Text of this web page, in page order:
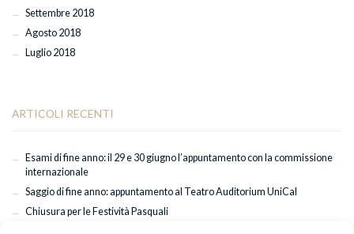
Settembre 2018
Agosto 2018
Luglio 2018
ARTICOLI RECENTI
Esami di fine anno: il 29 e 30 giugno l’appuntamento con la commissione
internazionale
Saggio di fine anno: appuntamento al Teatro Auditorium UniCal
Chiusura per le Festività Pasquali